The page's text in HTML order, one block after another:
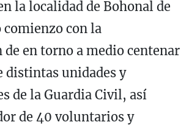
la localidad de Bohonal de
comienzo con la
en torno a medio centenar
distintas unidades y
de la Guardia Civil, así
de 40 voluntarios y